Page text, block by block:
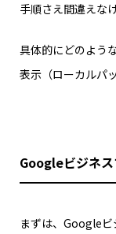
手順さえ間違えな
具体的にどのよう
表示（ローカルパ
Googleビジネ
まずは、Google